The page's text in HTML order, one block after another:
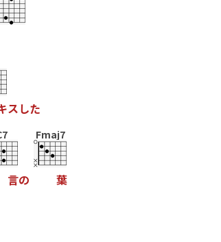
スした
言の
Fmaj7
葉